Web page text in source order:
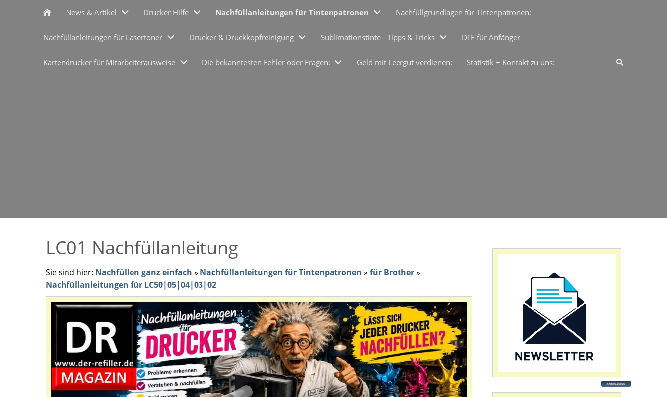
News & Artikel Drucker Hilfe Nachfüllanleitungen für Tintenpatronen Nachfüllgrundlagen für Tintenpatronen:
Nachfüllanleitungen für Lasertoner Drucker & Druckkopfreinigung Sublimationstinte - Tipps & Tricks DTF für Anfänger
Kartendrucker für Mitarbeiterausweise Die bekanntesten Fehler oder Fragen: Geld mit Leergut verdienen: Statistik + Kontakt zu uns:
LC01 Nachfüllanleitung
Sie sind hier: Nachfüllen ganz einfach » Nachfüllanleitungen für Tintenpatronen » für Brother»
Nachfüllanleitungen für LC50|05|04|03|02